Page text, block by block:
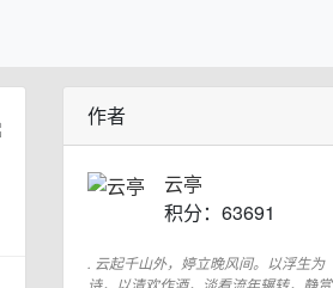
作者
云亭
积分：63691
. 云起千山外，婷立晚风间。以浮生为
诗，以清欢作酒，淡看流年辗转，静赏